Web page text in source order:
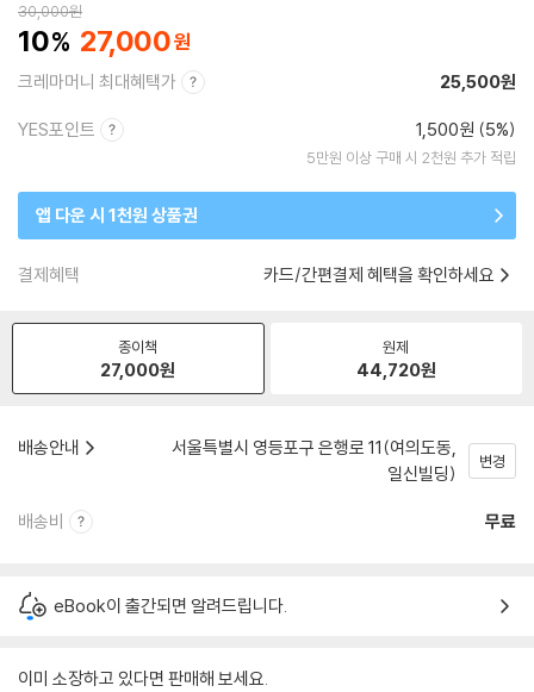
30,000원
10 27,000
크레마머니 최대혜택가 25,500원
YES포인트 1,500원 (5%)
5만원 이상 구매 시 2천원 추가 적립
앱 다운 시 1천원 상품권
결제혜택 카드/간편결제 혜택을 확인하세요
종이책
27,000원
원제
44,720원
배송안내
서울특별시 영등포구 은행로 11(여의도동,
일신빌딩)
변경
배송비 무료
eBook이 출간되면 알려드립니다.
이미 소장하고 있다면 판매해 보세요.